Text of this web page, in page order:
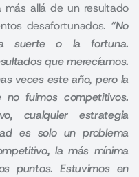
allá de un resultado
desafortunados. “No
suerte o la fortuna.
que merecíamos.
veces este año, pero la
fuimos competitivos.
cualquier estrategia
es solo un problema
la más mínima
puntos. Estuvimos en